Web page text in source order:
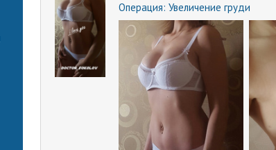
Операция: Увеличение груди